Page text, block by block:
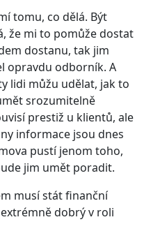
tomu, co dělá. Být
že mi to pomůže dostat
dostanu, tak jim
opravdu odborník. A
lidi můžu udělat, jak to
srozumitelně
prestiž u klientů, ale
informace jsou dnes
pustí jenom toho,
jim umět poradit.
musí stát finanční
dobrý v roli